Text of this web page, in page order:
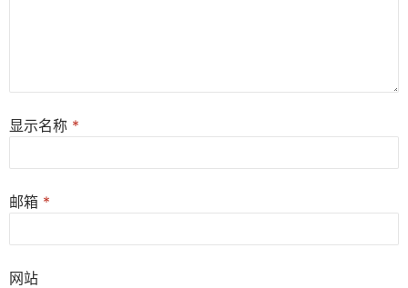
显示名称 *
邮箱 *
网站